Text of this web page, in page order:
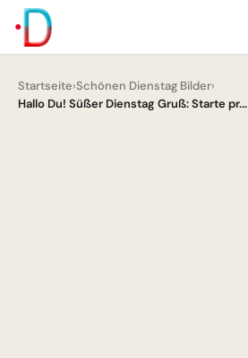
Startseite›Schönen Dienstag Bilder›
Hallo Du! Süßer Dienstag Gruß: Starte pr...